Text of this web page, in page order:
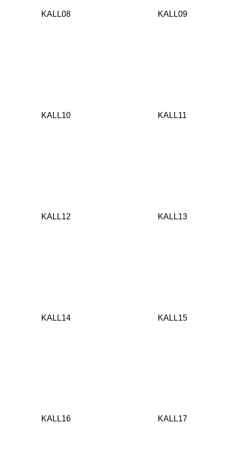
KALL08 KALL09
KALL10 KALL11
KALL12 KALL13
KALL14 KALL15
KALL16 KALL17